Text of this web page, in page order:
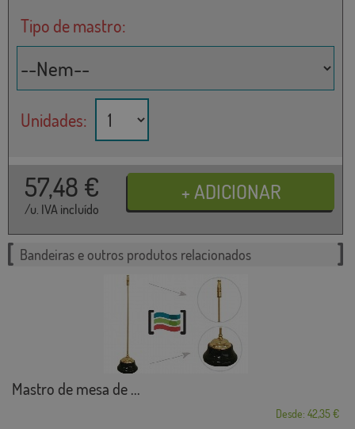
Tipo de mastro:
Unidades:
57,48 €
/u. IVA incluído
Bandeiras e outros produtos relacionados
Mastro de mesa de ...
Desde: 42,35 €